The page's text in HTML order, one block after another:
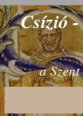
Csízió
a